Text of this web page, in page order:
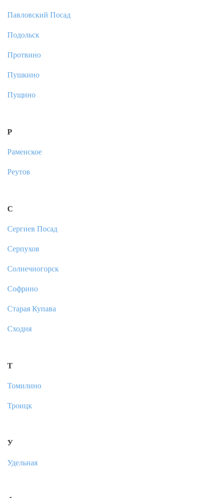
Павловский Посад
Подольск
Протвино
Пушкино
Пущино
Р
Раменское
Реутов
С
Сергиев Посад
Серпухов
Солнечногорск
Софрино
Старая Купава
Сходня
Т
Томилино
Троицк
У
Удельная